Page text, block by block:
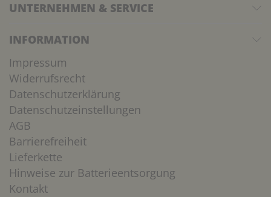
UNTERNEHMEN & SERVICE
INFORMATION
Impressum
Widerrufsrecht
Datenschutzerklärung
Datenschutzeinstellungen
AGB
Barrierefreiheit
Lieferkette
Hinweise zur Batterieentsorgung
Kontakt